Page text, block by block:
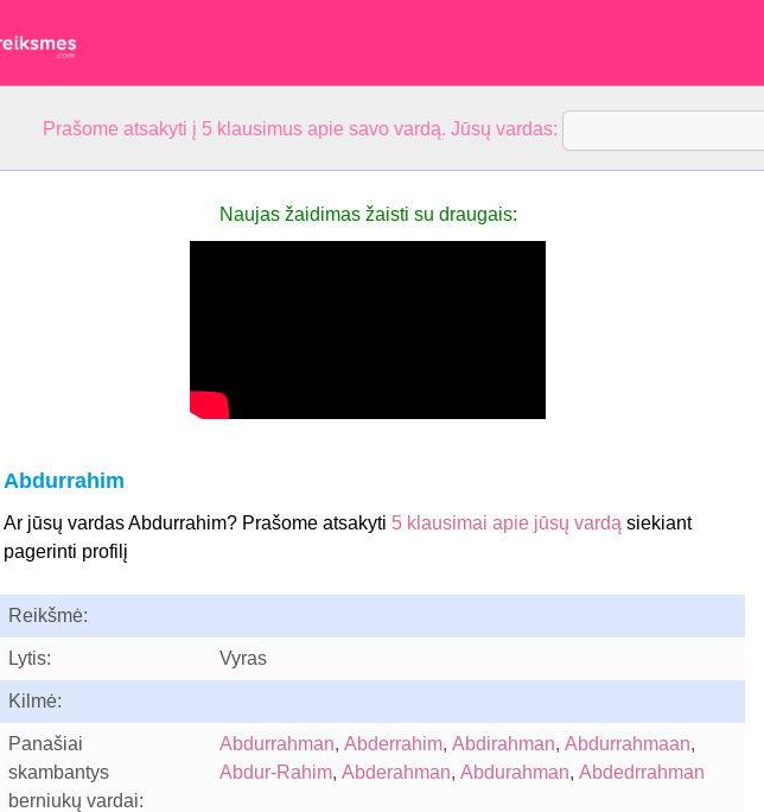
Prašome atsakyti į 5 klausimus apie savo vardą. Jūsų vardas:
Naujas žaidimas žaisti su draugais:
Abdurrahim
Ar jūsų vardas Abdurrahim? Prašome atsakyti 5 klausimai apie jūsų vardą siekiant
pagerinti profilį
Reikšmė:
Lytis: Vyras
Kilmė:
Panašiai
skambantys
berniukų vardai:
Abdurrahman, Abderrahim, Abdirahman, Abdurrahmaan,
Abdur-Rahim, Abderahman, Abdurahman, Abdedrrahman